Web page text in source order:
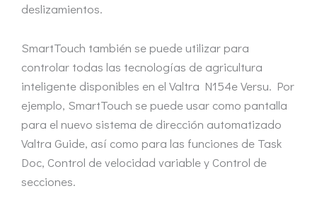
deslizamientos.
SmartTouch también se puede utilizar para
controlar todas las tecnologías de agricultura
inteligente disponibles en el Valtra N154e Versu. Por
ejemplo, SmartTouch se puede usar como pantalla
para el nuevo sistema de dirección automatizado
Valtra Guide, así como para las funciones de Task
Doc, Control de velocidad variable y Control de
secciones.